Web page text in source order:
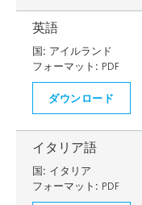
英語
国: アイルランド
フォーマット: PDF
ダウンロード
イタリア語
国: イタリア
フォーマット: PDF